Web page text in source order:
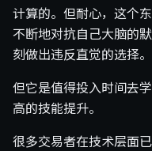
计算的。但耐心，这个
不断地对抗自己大脑的
刻做出违反直觉的选择。
但它是值得投入时间去
高的技能提升。
很多交易者在技术层面